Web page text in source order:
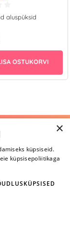
aluspüksid
OSTUKORVI
×
küpsiseid.
küpsisepoliitikaga